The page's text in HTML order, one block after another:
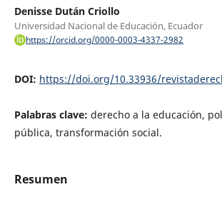
Denisse Dután Criollo
Universidad Nacional de Educación, Ecuador
https://orcid.org/0000-0003-4337-2982
DOI: https://doi.org/10.33936/
Palabras clave: derecho a la educación,
pública, transformación social.
Resumen